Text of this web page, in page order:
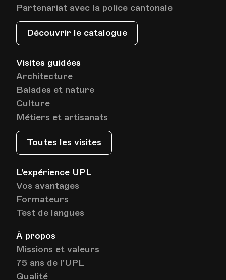
Partenariat avec la police cantonale
Découvrir le catalogue
Visites guidées
Architecture
Balades et nature
Culture
Métiers et artisanats
Toutes les visites
L'expérience UPL
Vos avantages
Formateurs
Test de langues
À propos
Missions et valeurs
75 ans de l'UPL
Qualité